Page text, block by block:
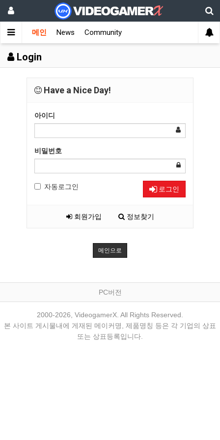
메인 News Community
Login
Have a Nice Day!
아이디
비밀번호
자동로그인 로그인
회원가입 정보찾기
메인으로
PC버전
2000-2026, VideogamerX. All Rights Reserved.
본 사이트 게시물내에 게재된 메이커명, 제품명칭 등은 각 기업의 상표
또는 상표등록입니다.